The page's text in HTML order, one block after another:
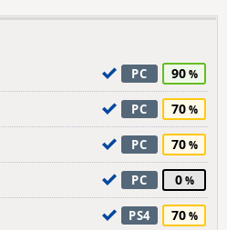
PC 90
PC 70
PC 70
PC 0
PS4 70